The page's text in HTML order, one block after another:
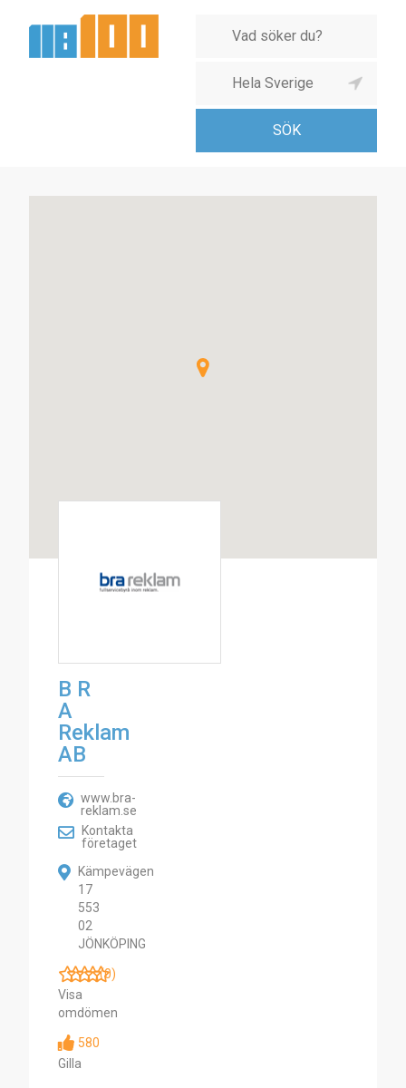
B R
A
Reklam
AB
www.bra-
reklam.se
Kontakta
företaget
Kämpevägen
17
553
02
JÖNKÖPING
(0)
Visa
omdömen
580
Gilla